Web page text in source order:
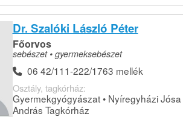
Dr. Szalóki László Péter
Főorvos
sebészet • gyermeksebészet
06 42/111-222/1763 mellék
Osztály, tagkórház:
Gyermekgyógyászat • Nyíregyházi Jósa
András Tagkórház